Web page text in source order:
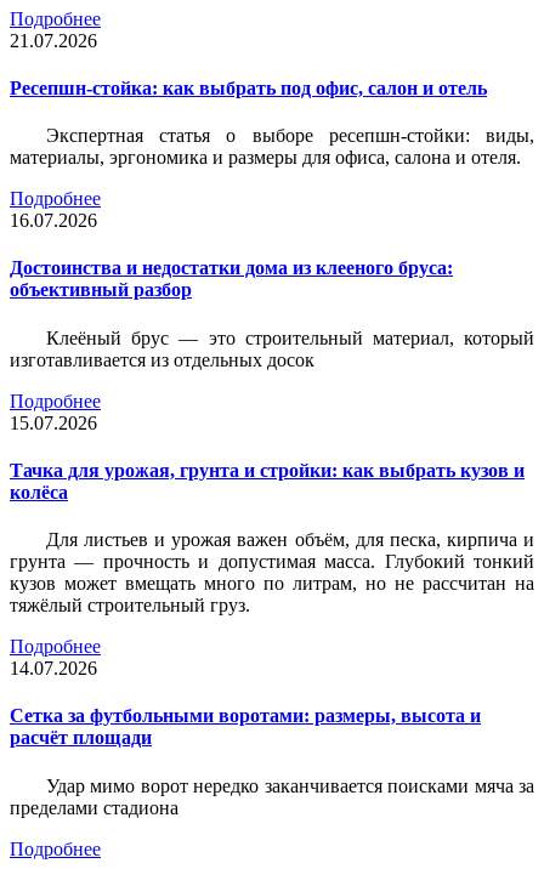
Подробнее
21.07.2026
Ресепшн-стойка: как выбрать под офис, салон и отель
Экспертная статья о выборе ресепшн-стойки: виды,
материалы, эргономика и размеры для офиса, салона и отеля.
Подробнее
16.07.2026
Достоинства и недостатки дома из клееного бруса:
объективный разбор
Клеёный брус — это строительный материал, который
изготавливается из отдельных досок
Подробнее
15.07.2026
Тачка для урожая, грунта и стройки: как выбрать кузов и
колёса
Для листьев и урожая важен объём, для песка, кирпича и
грунта — прочность и допустимая масса. Глубокий тонкий
кузов может вмещать много по литрам, но не рассчитан на
тяжёлый строительный груз.
Подробнее
14.07.2026
Сетка за футбольными воротами: размеры, высота и
расчёт площади
Удар мимо ворот нередко заканчивается поисками мяча за
пределами стадиона
Подробнее